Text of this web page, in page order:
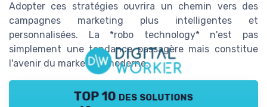
Adopter ces stratégies ouvrira un chemin vers des
campagnes marketing plus intelligentes et
personnalisées. La *robo technology* n'est pas
simplement une tendance passagère mais constitue
l'avenir du marketing moderne.
TOP 10 des solutions